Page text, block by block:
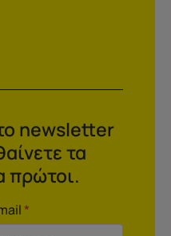
newsletter
τα
πρώτοι.
*